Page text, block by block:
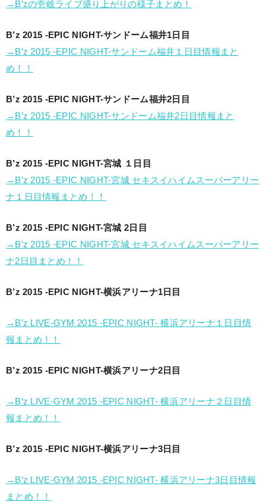
→B’zの壱岐ライブ盛り上がりの様子まとめ！
B’z 2015 -EPIC NIGHT-サンドーム福井1日目
→B’z 2015 -EPIC NIGHT-サンドーム福井１日目情報まと
め！！
B’z 2015 -EPIC NIGHT-サンドーム福井2日目
→B’z 2015 -EPIC NIGHT-サンドーム福井2日目情報まと
め！！
B’z 2015 -EPIC NIGHT-宮城 １日目
→B’z 2015 -EPIC NIGHT-宮城 セキスイハイムスーパーアリー
ナ１日目情報まとめ！！
B’z 2015 -EPIC NIGHT-宮城 2日目
→B’z 2015 -EPIC NIGHT-宮城 セキスイハイムスーパーアリー
ナ2日目まとめ！！
B’z 2015 -EPIC NIGHT-横浜アリーナ1日目
→B’z LIVE-GYM 2015 -EPIC NIGHT- 横浜アリーナ１日目情
報まとめ！！
B’z 2015 -EPIC NIGHT-横浜アリーナ2日目
→B’z LIVE-GYM 2015 -EPIC NIGHT- 横浜アリーナ２日目情
報まとめ！！
B’z 2015 -EPIC NIGHT-横浜アリーナ3日目
→B’z LIVE-GYM 2015 -EPIC NIGHT- 横浜アリーナ3日目情報
まとめ！！